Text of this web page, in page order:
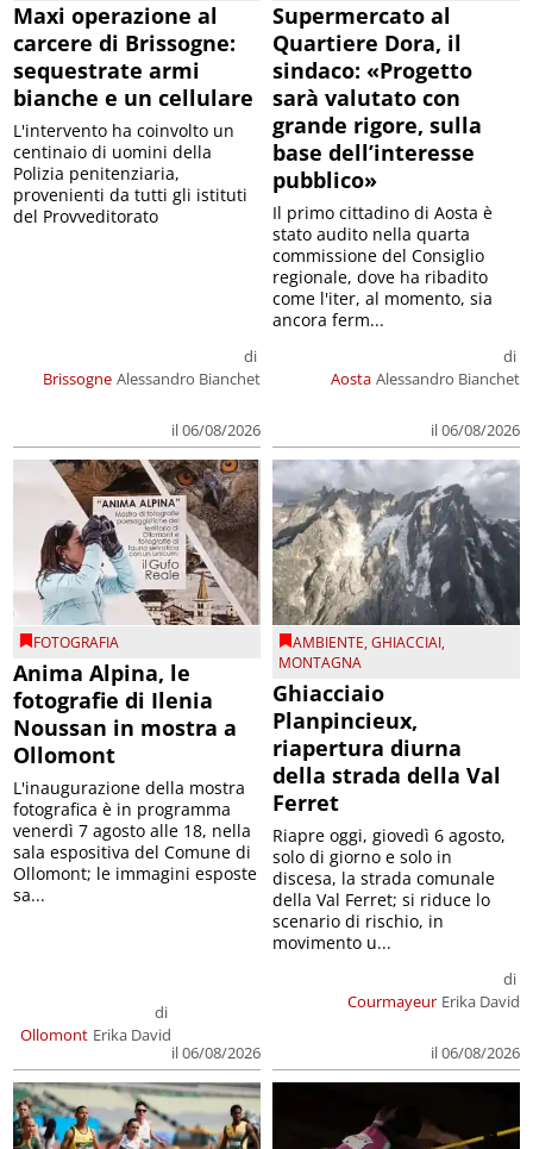
Maxi operazione al
carcere di Brissogne:
sequestrate armi
bianche e un cellulare
Brissogne
di
Alessandro Bianchet
il 06/08/2026
L'intervento ha coinvolto un
centinaio di uomini della
Polizia penitenziaria,
provenienti da tutti gli istituti
del Provveditorato
Supermercato al
Quartiere Dora, il
sindaco: «Progetto
sarà valutato con
grande rigore, sulla
base dell’interesse
pubblico»
Aosta
di
Alessandro Bianchet
il 06/08/2026
Il primo cittadino di Aosta è
stato audito nella quarta
commissione del Consiglio
regionale, dove ha ribadito
come l'iter, al momento, sia
ancora ferm...
FOTOGRAFIA
Anima Alpina, le
fotografie di Ilenia
Noussan in mostra a
Ollomont
Ollomont
di
Erika David
il 06/08/2026
L'inaugurazione della mostra
fotografica è in programma
venerdì 7 agosto alle 18, nella
sala espositiva del Comune di
Ollomont; le immagini esposte
sa...
AMBIENTE,GHIACCIAI,
MONTAGNA
Ghiacciaio
Planpincieux,
riapertura diurna
della strada della Val
Ferret
Courmayeur
di
Erika David
il 06/08/2026
Riapre oggi, giovedì 6 agosto,
solo di giorno e solo in
discesa, la strada comunale
della Val Ferret; si riduce lo
scenario di rischio, in
movimento u...